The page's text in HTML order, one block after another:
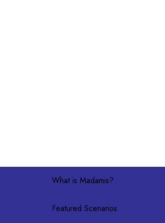
必嘗試一下。（S先生）
What is Madamis?
Featured Scenarios